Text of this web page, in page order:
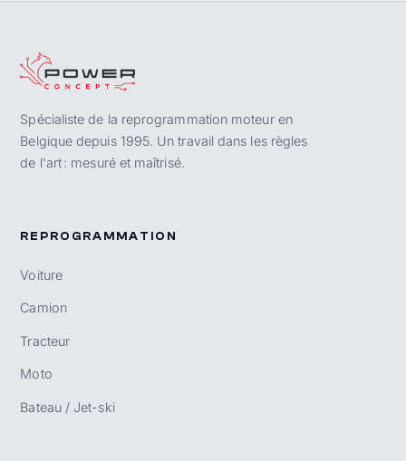
Spécialiste de la reprogrammation moteur en
Belgique depuis 1995. Un travail dans les règles
de l'art : mesuré et maîtrisé.
REPROGRAMMATION
Voiture
Camion
Tracteur
Moto
Bateau / Jet-ski